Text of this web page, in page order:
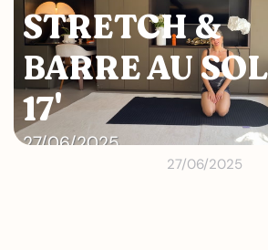
STRETCH &
BARRE AU SOL
17'
27/06/2025
27/06/2025